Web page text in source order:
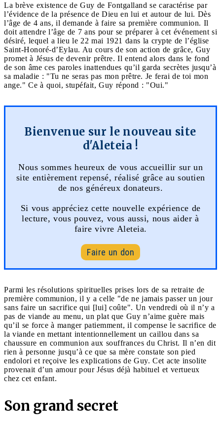
La brève existence de Guy de Fontgalland se caractérise par
l’évidence de la présence de Dieu en lui et autour de lui. Dès
l’âge de 4 ans, il demande à faire sa première communion. Il
doit attendre l’âge de 7 ans pour se préparer à cet événement si
désiré, lequel a lieu le 22 mai 1921 dans la crypte de l’église
Saint-Honoré-d’Eylau. Au cours de son action de grâce, Guy
promet à Jésus de devenir prêtre. Il entend alors dans le fond
de son âme ces paroles inattendues qu’il garda secrètes jusqu’à
sa maladie : "Tu ne seras pas mon prêtre. Je ferai de toi mon
ange." Ce à quoi, stupéfait, Guy répond : "Oui."
Bienvenue sur le nouveau site
d'Aleteia !
Nous sommes heureux de vous accueillir sur un
site entièrement repensé, réalisé grâce au soutien
de nos généreux donateurs.
Si vous appréciez cette nouvelle expérience de
lecture, vous pouvez, vous aussi, nous aider à
faire vivre Aleteia.
Faire un don
Parmi les résolutions spirituelles prises lors de sa retraite de
première communion, il y a celle "de ne jamais passer un jour
sans faire un sacrifice qui [lui] coûte". Un vendredi où il n’y a
pas de viande au menu, un plat que Guy n’aime guère mais
qu’il se force à manger patiemment, il compense le sacrifice de
la viande en mettant intentionnellement un caillou dans sa
chaussure en communion aux souffrances du Christ. Il n’en dit
rien à personne jusqu’à ce que sa mère constate son pied
endolori et reçoive les explications de Guy. Cet acte insolite
provenait d’un amour pour Jésus déjà habituel et vertueux
chez cet enfant.
Son grand secret